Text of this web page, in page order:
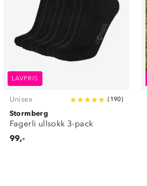
LAVPRIS
Unisex ( 190)
Stormberg
Fagerli ullsokk 3-pack
99,-